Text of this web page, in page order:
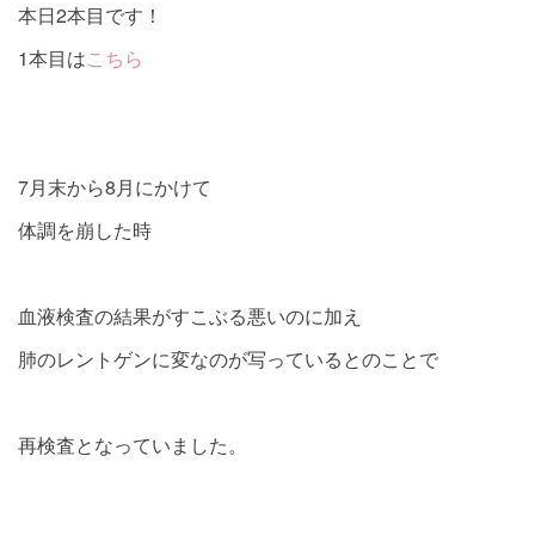
本日2本目です！
1本目はこちら
7月末から8月にかけて
体調を崩した時
血液検査の結果がすこぶる悪いのに加え
肺のレントゲンに変なのが写っているとのことで
再検査となっていました。